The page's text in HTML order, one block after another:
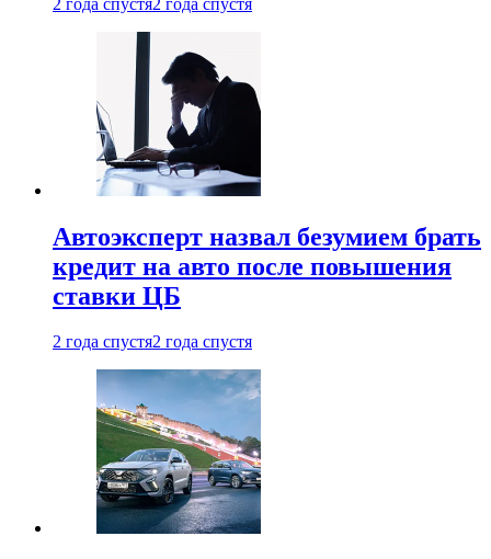
Автоэксперт назвал безумием брать
кредит на авто после повышения
ставки ЦБ
2 года спустя2 года спустя